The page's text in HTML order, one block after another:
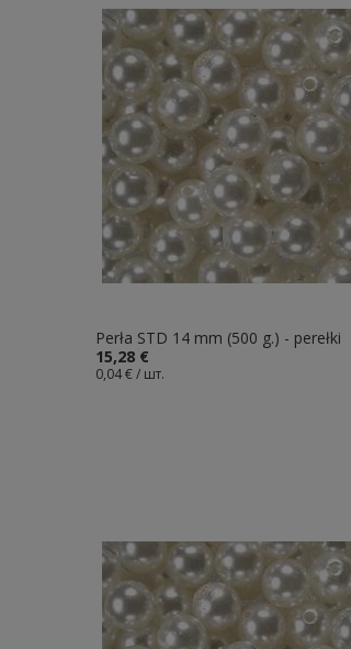
Perła STD 14 mm (500 g.) - perełki
15,28 €
0,04 € / шт.